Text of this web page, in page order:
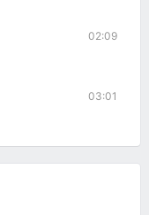
02:09
03:01